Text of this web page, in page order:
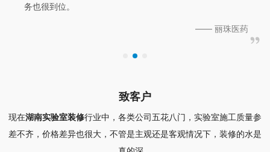
务也很到位。
—— 丽珠医药
致客户
现在湖南实验室装修行业中，各类公司五花八门，实验室施工质量参
差不齐，价格差异也很大，不管是主观还是客观情况下，装修的水是